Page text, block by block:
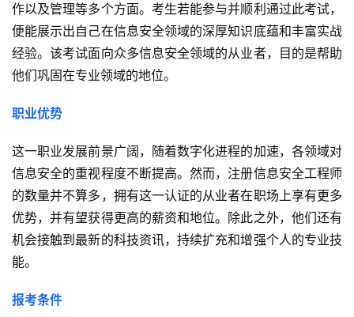
作以及管理等多个方面。考生若能参与并顺利通过此考试，
便能展示出自己在信息安全领域的深厚知识底蕴和丰富实战
经验。该考试面向众多信息安全领域的从业者，目的是帮助
他们巩固在专业领域的地位。
职业优势
这一职业发展前景广阔，随着数字化进程的加速，各领域对
信息安全的重视程度不断提高。然而，注册信息安全工程师
的数量并不算多，拥有这一认证的从业者在职场上享有更多
优势，并有望获得更高的薪资和地位。除此之外，他们还有
机会接触到最新的科技资讯，持续扩充和增强个人的专业技
能。
报考条件